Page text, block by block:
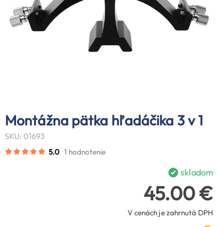
Montážna pätka hľadáčika 3 v 1
SKU: 01693
5.0 1 hodnotenie
skladom
45.00 €
V cenách je zahrnutá DPH